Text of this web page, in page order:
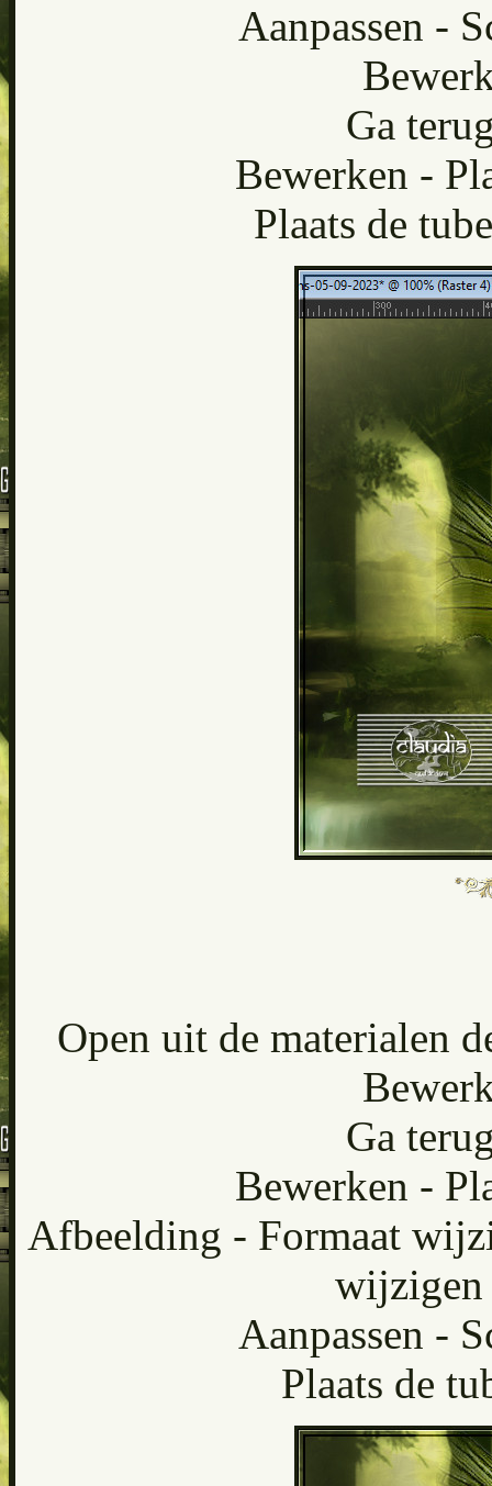
Aanpassen -
Ga
Bewerken -
Plaats de
Open uit de materialen
Ga
Bewerken -
Afbeelding - Formaat
wijzigen
Aanpassen -
Plaats de